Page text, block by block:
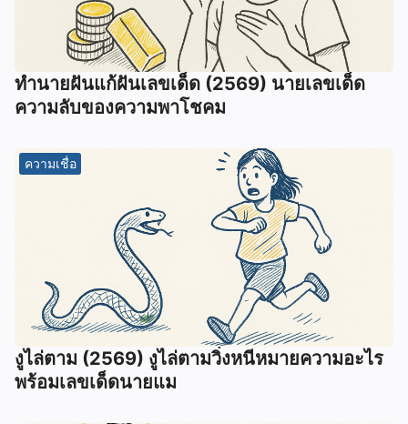
ทํานายฝันแก้ฝันเลขเด็ด (2569) นายเลขเด็ด
ความลับของความพาโชคม
ความเชื่อ
งูไล่ตาม (2569) งูไล่ตามวิ่งหนีหมายความอะไร
พร้อมเลขเด็ดนายแม